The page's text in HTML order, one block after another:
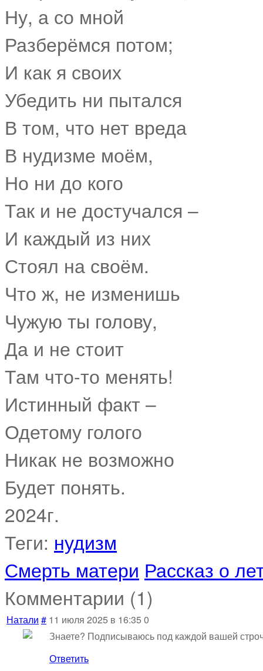
Ну, а со мной
Разберёмся потом;
И как я своих
Убедить ни пытался
В том, что нет вреда
В нудизме моём,
Но ни до кого
Так и не достучался –
И каждый из них
Стоял на своём.
Что ж, не изменишь
Чужую ты голову,
Да и не стоит
Там что-то менять!
Истинный факт –
Одетому голого
Никак не возможно
Будет понять.
2024г.
Теги: нудизм
Смерть матери Рассказ о
Комментарии (1)
Натали # 11 июля 2025 в 16:35 0
Знаете? Подписываюсь под каждой вашей
Ответить